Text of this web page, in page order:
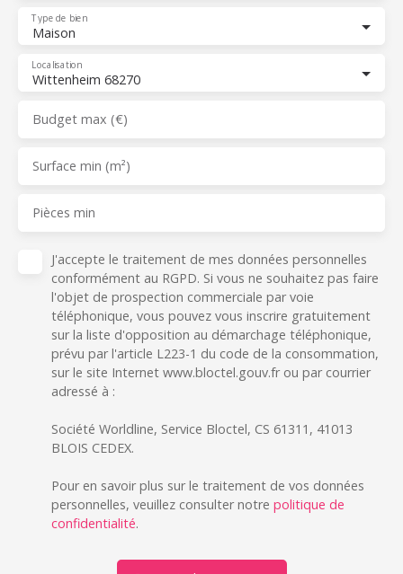
Maison
Type de bien
Wittenheim 68270
Localisation
Budget max (€)
Surface min (m²)
Pièces min
J'accepte le traitement de mes données personnelles
conformément au RGPD. Si vous ne souhaitez pas faire
l'objet de prospection commerciale par voie
téléphonique, vous pouvez vous inscrire gratuitement
sur la liste d'opposition au démarchage téléphonique,
prévu par l'article L223-1 du code de la consommation,
sur le site Internet www.bloctel.gouv.fr ou par courrier
adressé à :
Société Worldline, Service Bloctel, CS 61311, 41013
BLOIS CEDEX.
Pour en savoir plus sur le traitement de vos données
personnelles, veuillez consulter notre politique de
confidentialité.